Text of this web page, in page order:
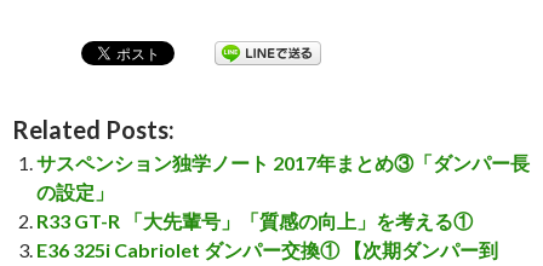
Related Posts:
サスペンション独学ノート 2017年まとめ③「ダンパー長
の設定」
R33 GT-R 「大先輩号」「質感の向上」を考える①
E36 325i Cabriolet ダンパー交換① 【次期ダンパー到